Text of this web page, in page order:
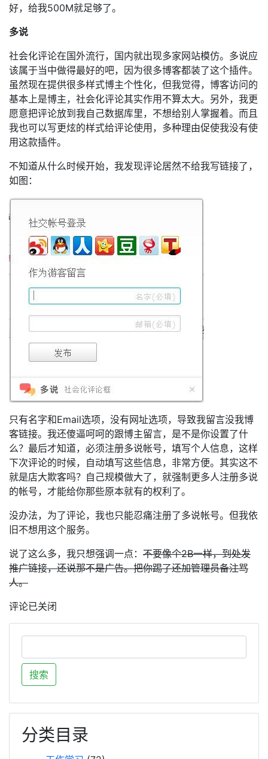
好，给我500M就足够了。
多说
社会化评论在国外流行，国内就出现多家网站模仿。多说应
该属于当中做得最好的吧，因为很多博客都装了这个插件。
虽然现在提供很多样式博主个性化，但我觉得，博客访问的
基本上是博主，社会化评论其实作用不算太大。另外，我更
愿意把评论放到我自己数据库里，不想给别人掌握着。而且
我也可以写更炫的样式给评论使用，多种理由促使我没有使
用这款插件。
不知道从什么时候开始，我发现评论居然不给我写链接了，
如图：
只有名字和Email选项，没有网址选项，导致我留言没我博
客链接。我还傻逼呵呵的跟博主留言，是不是你设置了什
么？最后才知道，必须注册多说帐号，填写个人信息，这样
下次评论的时候，自动填写这些信息，非常方便。其实这不
就是店大欺客吗？自己规模做大了，就强制更多人注册多说
的帐号，才能给你那些原本就有的权利了。
没办法，为了评论，我也只能忍痛注册了多说帐号。但我依
旧不想用这个服务。
说了这么多，我只想强调一点： 不要像个2B一样，到处发
推广链接，还说那不是广告。把你踢了还加管理员备注骂
人。
评论已关闭
分类目录